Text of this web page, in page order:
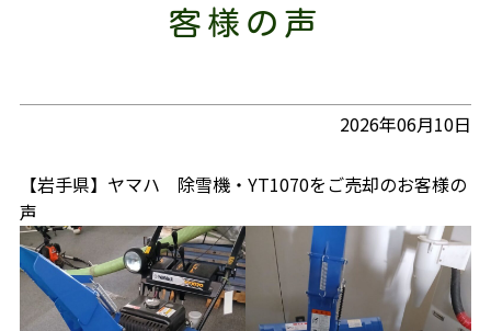
客様の声
2026年06月10日
【岩手県】ヤマハ 除雪機・YT1070をご売却のお客様の
声